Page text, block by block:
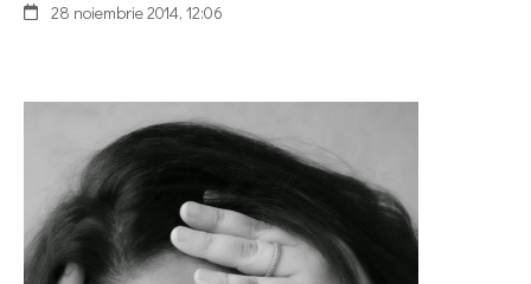
28 noiembrie 2014, 12:06